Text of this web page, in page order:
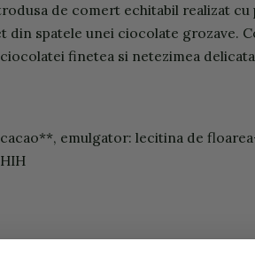
de comert echitabil realizat cu
spatele unei ciocolate grozave.
finetea si netezimea
emulgator: lecitina de